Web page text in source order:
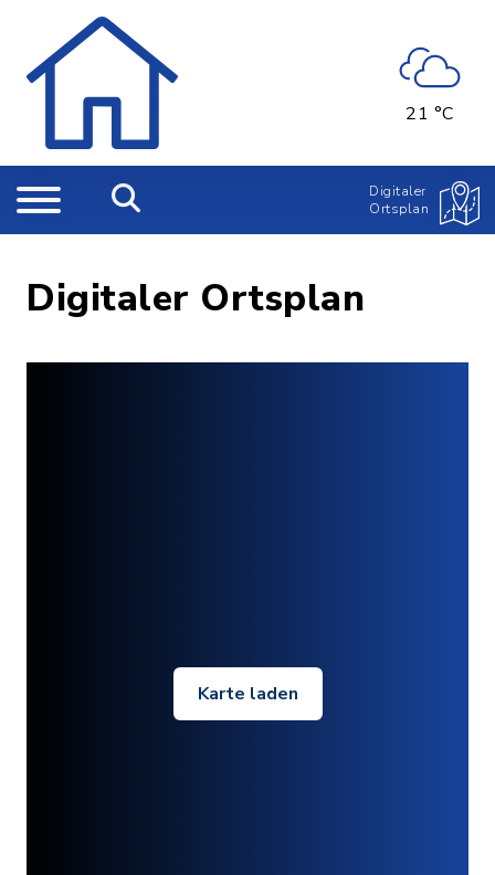
21 °C
Digitaler
Ortsplan
Digitaler Ortsplan
Karte laden